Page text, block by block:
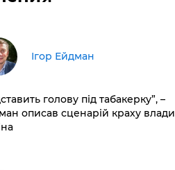
Ігор Ейдман
голову під табакерку”, –
описав сценарій краху влади